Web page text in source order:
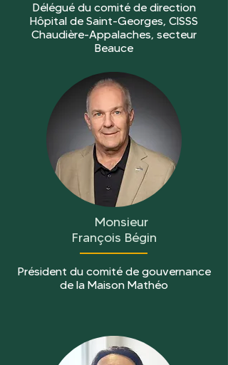
Délégué du comité de direction
Hôpital de Saint-Georges, CISSS
Chaudière-Appalaches, secteur
Beauce
Monsieur
François Bégin
Président du comité de gouvernance
de la Maison Mathéo